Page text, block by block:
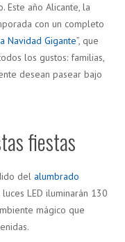
Este año Alicante, la
con un completo
Navidad Gigante”, que
los gustos: familias,
desean pasear bajo
fiestas
del alumbrado
LED iluminarán 130
mágico que